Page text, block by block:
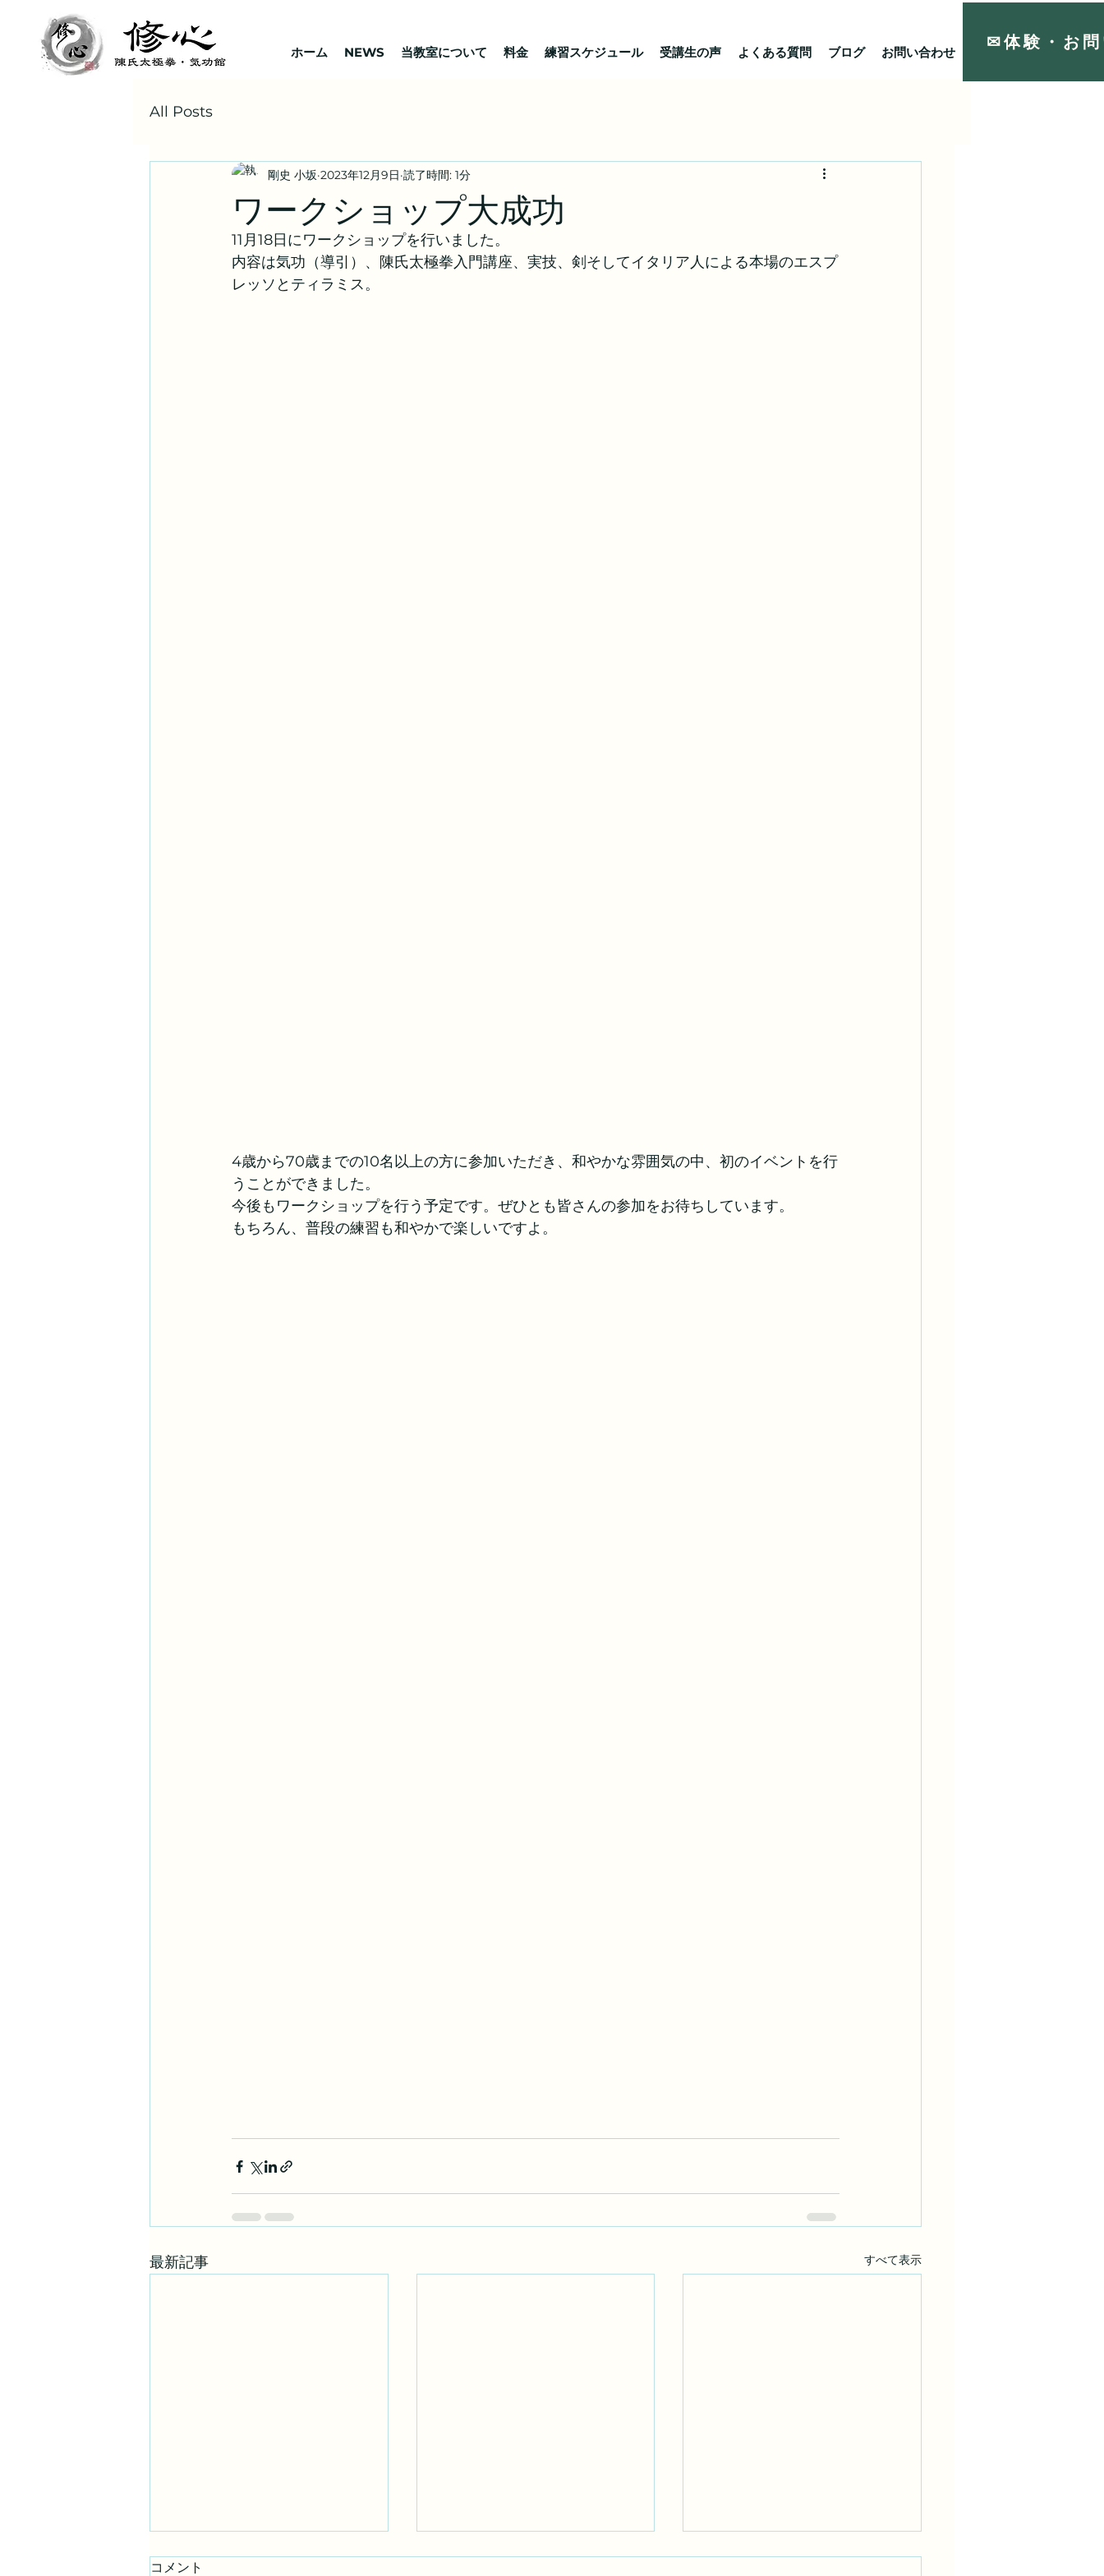
ホーム NEWS 当教室について 料金 練習スケジュール 受講生の声 よくある質問 ブログ お問い合わせ リンク
✉体験・お
All Posts
ワークショップ大成功
剛史 小坂 2023年12月9日 読了時間: 1分
11月18日にワークショップを行いました。
内容は気功（導引）、陳氏太極拳入門講座、実技、剣そしてイタリア人による本場のエスプ
レッソとティラミス。
4歳から70歳までの10名以上の方に参加いただき、和やかな雰囲気の中、初のイベントを行
うことができました。
今後もワークショップを行う予定です。ぜひとも皆さんの参加をお待ちしています。
もちろん、普段の練習も和やかで楽しいですよ。
最新記事 すべて表示
コメント